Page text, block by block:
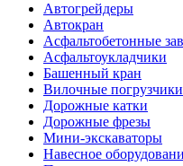
Автогрейдеры
Автокран
Асфальтобетонные
Асфальтоукладчики
Башенный кран
Вилочные погрузчики
Дорожные катки
Дорожные фрезы
Мини-экскаваторы
Навесное